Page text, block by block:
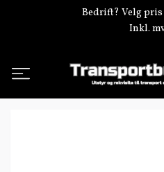
Bedrift? Velg pris
Inkl.